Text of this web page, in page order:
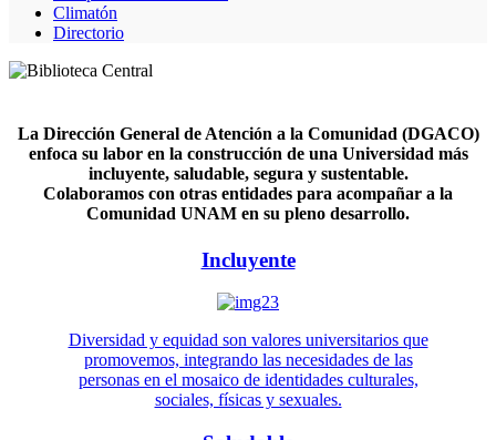
Climatón
Directorio
La Dirección General de Atención a la Comunidad (DGACO)
enfoca su labor en la construcción de una Universidad más
incluyente, saludable, segura y sustentable.
Colaboramos con otras entidades para acompañar a la
Comunidad UNAM en su pleno desarrollo.
Incluyente
Diversidad y equidad son valores universitarios que
promovemos, integrando las necesidades de las
personas en el mosaico de identidades culturales,
sociales, físicas y sexuales.